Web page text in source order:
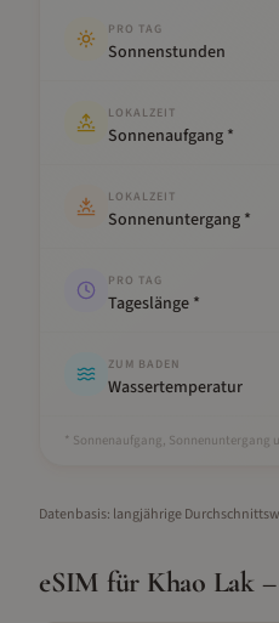
PRO TAG
Sonnenstunden
LOKALZEIT
Sonnenaufgang *
LOKALZEIT
Sonnenuntergang *
PRO TAG
Tageslänge *
ZUM BADEN
Wassertemperatur
* Sonnenaufgang, Sonnenuntergang
Datenbasis: langjährige
eSIM für Khao Lak–